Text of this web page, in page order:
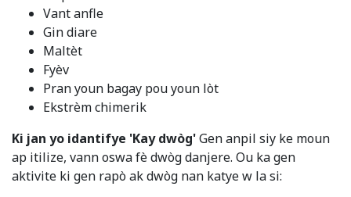
Vant anfle
Gin diare
Maltèt
Fyèv
Pran youn bagay pou youn lòt
Ekstrèm chimerik
Ki jan yo idantifye 'Kay dwòg'Gen anpil siy ke moun
ap itilize, vann oswa fè dwòg danjere. Ou ka gen
aktivite ki gen rapò ak dwòg nan katye w la si: